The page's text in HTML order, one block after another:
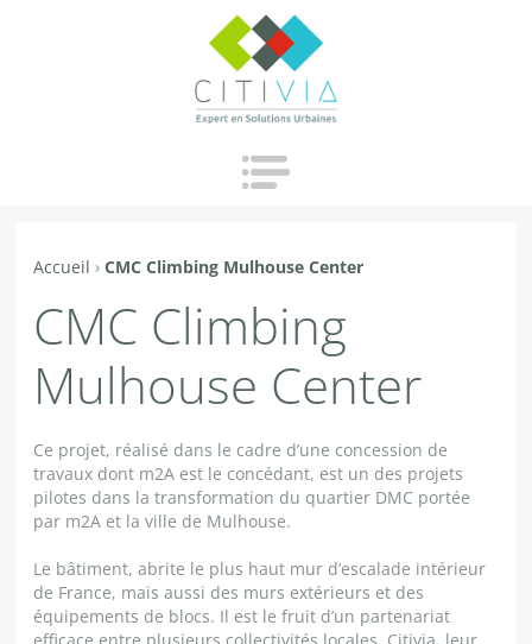
Jump to navigation
Vous
êtes
ici
Accueil › CMC Climbing Mulhouse Center
CMC Climbing
Mulhouse Center
Ce projet, réalisé dans le cadre d’une concession de
travaux dont m2A est le concédant, est un des projets
pilotes dans la transformation du quartier DMC portée
par m2A et la ville de Mulhouse.
Le bâtiment, abrite le plus haut mur d’escalade intérieur
de France, mais aussi des murs extérieurs et des
équipements de blocs. Il est le fruit d’un partenariat